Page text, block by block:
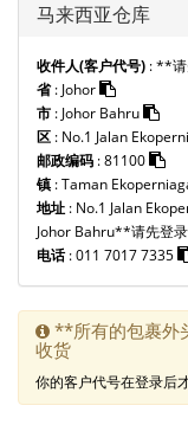
马来西亚仓库
收件人(客户代号) :**
省: Johor
市 : Johor Bahru
区 : No.1 Jalan
邮政编码 :81100
镇 :Taman
地址 : No.1 Jalan
Johor Bahru**请先登
电话:011 7017 7335
**所有的包裹外
收货
你的客户代号在登录后